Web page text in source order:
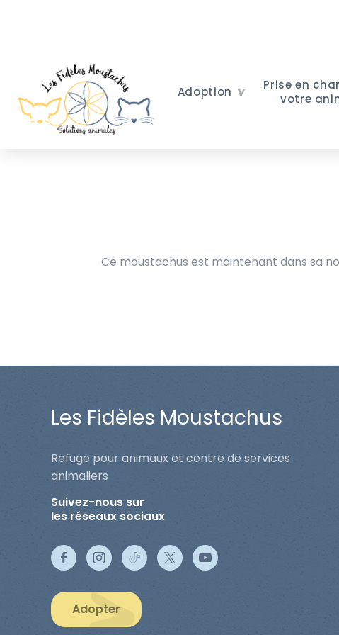
Adoption
Prise en
votre
Ce moustachus est maintenant dans sa
Les Fidèles Moustachus
Refuge pour animaux et centre de services
animaliers
Suivez-nous sur
les réseaux sociaux
Adopter